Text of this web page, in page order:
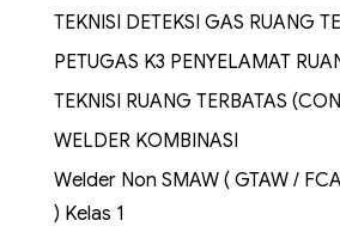
TEKNISI DETEKSI GAS RUANG
PETUGAS K3 PENYELAMAT
TEKNISI RUANG TERBATAS
WELDER KOMBINASI
Welder Non SMAW ( GTAW /
) Kelas 1